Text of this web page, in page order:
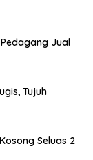
Jual
Tujuh
Seluas 2